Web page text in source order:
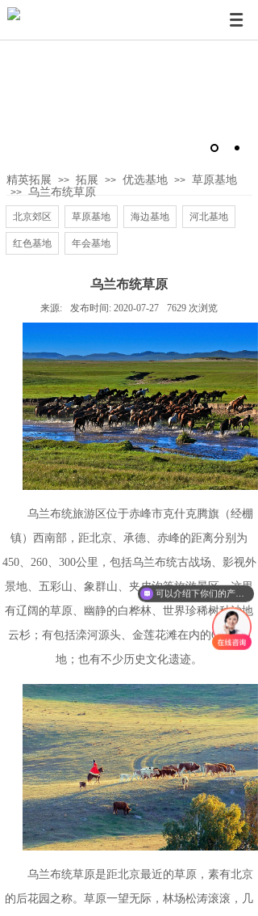
精英拓展 >> 拓展 >> 优选基地 >> 草原基地
>> 乌兰布统草原
北京郊区 草原基地 海边基地 河北基地
红色基地 年会基地
乌兰布统草原
来源: 发布时间: 2020-07-27 7629 次浏览
乌兰布统旅游区位于赤峰市克什克腾旗（经棚
镇）西南部，距北京、承德、赤峰的距离分别为
450、260、300公里，包括乌兰布统古战场、影视外
景地、五彩山、象群山、夹皮沟等旅游景区。这里
有辽阔的草原、幽静的白桦林、世界珍稀树种沙地
云杉；有包括滦河源头、金莲花滩在内的6万亩湿
地；也有不少历史文化遗迹。
乌兰布统草原是距北京最近的草原，素有北京
的后花园之称。草原一望无际，林场松涛滚滚，几
可以介绍下你们的产品么